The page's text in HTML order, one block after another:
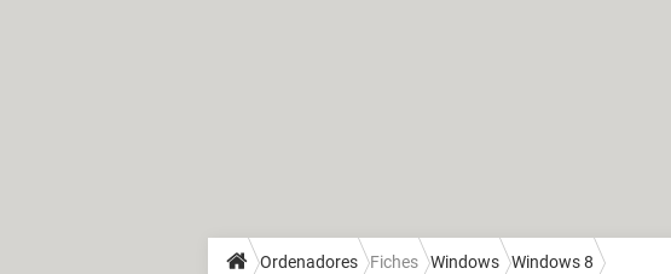
Ordenadores Fiches Windows Windows 8